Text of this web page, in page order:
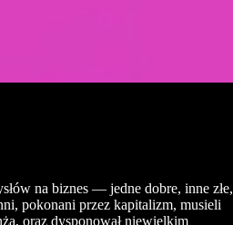
na biznes — jedne dobre, inne złe,
pokonani przez kapitalizm, musieli
oraz dysponował niewielkim